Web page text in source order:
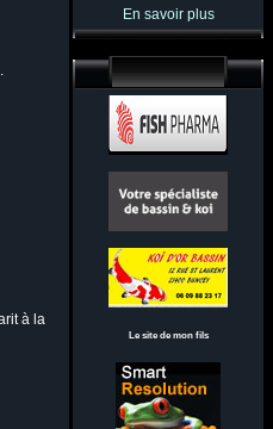
à la
En savoir plus
Le site de mon fils